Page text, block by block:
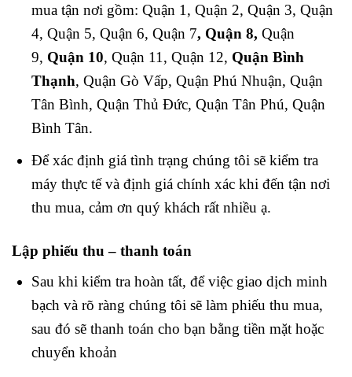
mua tận nơi gồm: Quận 1, Quận 2, Quận 3, Quận
4, Quận 5, Quận 6, Quận 7, Quận 8, Quận
9, Quận 10, Quận 11, Quận 12, Quận Bình
Thạnh, Quận Gò Vấp, Quận Phú Nhuận, Quận
Tân Bình, Quận Thủ Đức, Quận Tân Phú, Quận
Bình Tân.
Để xác định giá tình trạng chúng tôi sẽ kiểm tra
máy thực tế và định giá chính xác khi đến tận nơi
thu mua, cảm ơn quý khách rất nhiều ạ.
Lập phiếu thu – thanh toán
Sau khi kiểm tra hoàn tất, để việc giao dịch minh
bạch và rõ ràng chúng tôi sẽ làm phiếu thu mua,
sau đó sẽ thanh toán cho bạn bằng tiền mặt hoặc
chuyển khoản